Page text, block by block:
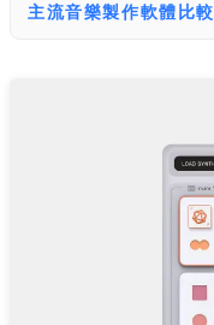
主流音樂製作軟體比較